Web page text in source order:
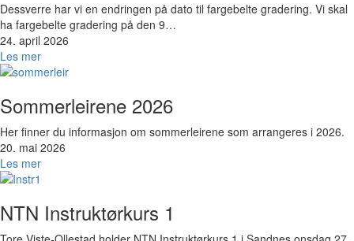
Dessverre har vi en endringen på dato til fargebelte gradering. Vi skal
ha fargebelte gradering på den 9…
24. april 2026
Les mer
Bilde
Sommerleirene 2026
Her finner du informasjon om sommerleirene som arrangeres i 2026.
20. mai 2026
Les mer
Bilde
NTN Instruktørkurs 1